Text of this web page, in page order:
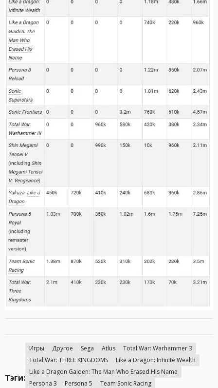
Тэги:
Игры Другое Sega Atlus
Total War: Warhammer 3
Total War: THREE KINGDOMS
Like a Dragon: Infinite Wealth
Like a Dragon Gaiden: The Man Who Erased His Name
Persona 3
Persona 5
Team Sonic Racing